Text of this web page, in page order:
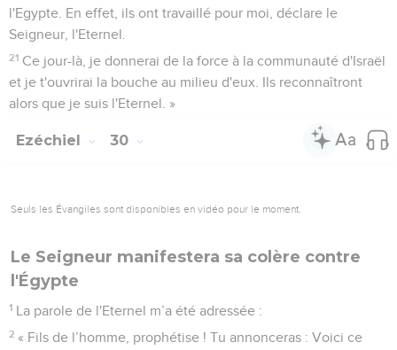
l'Egypte. En effet, ils ont travaillé pour moi, déclare le
Seigneur, l'Eternel.
21 Ce jour-là, je donnerai de la force à la communauté d'Israël
et je t'ouvrirai la bouche au milieu d'eux. Ils reconnaîtront
alors que je suis l'Eternel. »
Ezéchiel 30
Seuls les Évangiles sont disponibles en vidéo pour le moment.
Le Seigneur manifestera sa colère contre
l'Égypte
1 La parole de l'Eternel m’a été adressée :
2 « Fils de l’homme, prophétise ! Tu annonceras : Voici ce